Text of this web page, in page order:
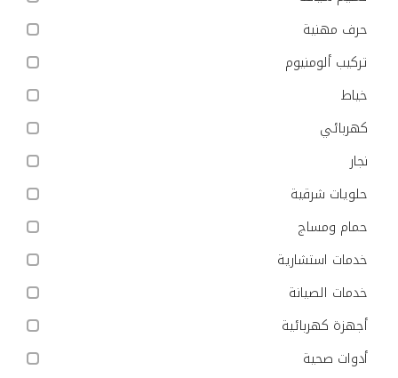
حرف مهنية
تركيب ألومنيوم
خياط
كهربائي
نجار
حلويات شرقية
حمام ومساج
خدمات استشارية
خدمات الصيانة
أجهزة كهربائية
أدوات صحية